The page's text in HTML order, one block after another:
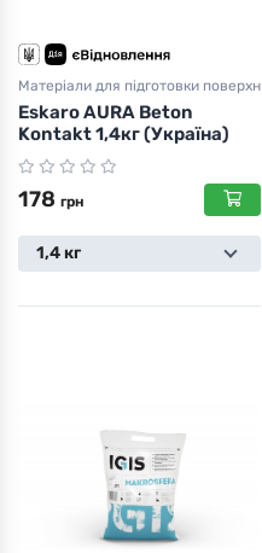
Матеріали для підготовки поверхні
Eskaro AURA Beton
Kontakt 1,4кг (Україна)
178 грн
1,4 кг